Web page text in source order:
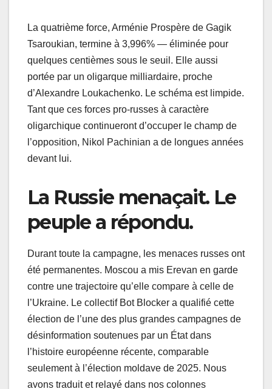
La quatrième force, Arménie Prospère de Gagik
Tsaroukian, termine à 3,996% — éliminée pour
quelques centièmes sous le seuil. Elle aussi
portée par un oligarque milliardaire, proche
d’Alexandre Loukachenko. Le schéma est limpide.
Tant que ces forces pro-russes à caractère
oligarchique continueront d’occuper le champ de
l’opposition, Nikol Pachinian a de longues années
devant lui.
La Russie menaçait. Le
peuple a répondu.
Durant toute la campagne, les menaces russes ont
été permanentes. Moscou a mis Erevan en garde
contre une trajectoire qu’elle compare à celle de
l’Ukraine. Le collectif Bot Blocker a qualifié cette
élection de l’une des plus grandes campagnes de
désinformation soutenues par un État dans
l’histoire européenne récente, comparable
seulement à l’élection moldave de 2025. Nous
avons traduit et relayé dans nos colonnes